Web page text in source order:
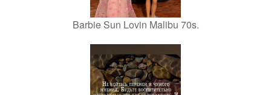
Barbie Sun Lovin Malibu 70s.